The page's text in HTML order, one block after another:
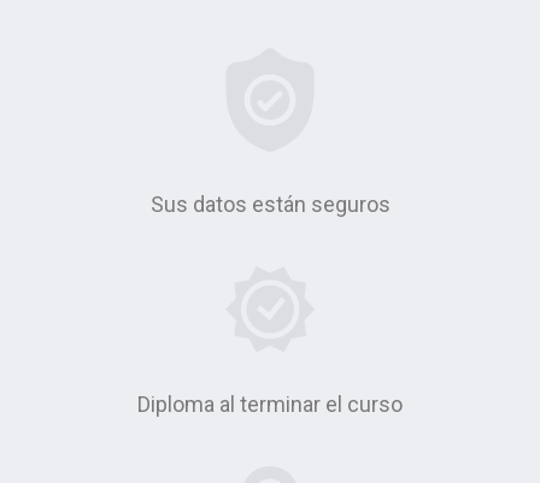
Sus datos están seguros
Diploma al terminar el curso